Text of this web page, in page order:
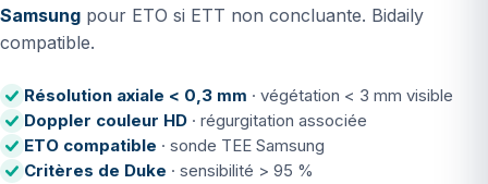
Samsung pour ETO si ETT non concluante. Bidaily
compatible.
Résolution axiale < 0,3 mm · végétation < 3 mm visible
Doppler couleur HD · régurgitation associée
ETO compatible · sonde TEE Samsung
Critères de Duke · sensibilité > 95 %